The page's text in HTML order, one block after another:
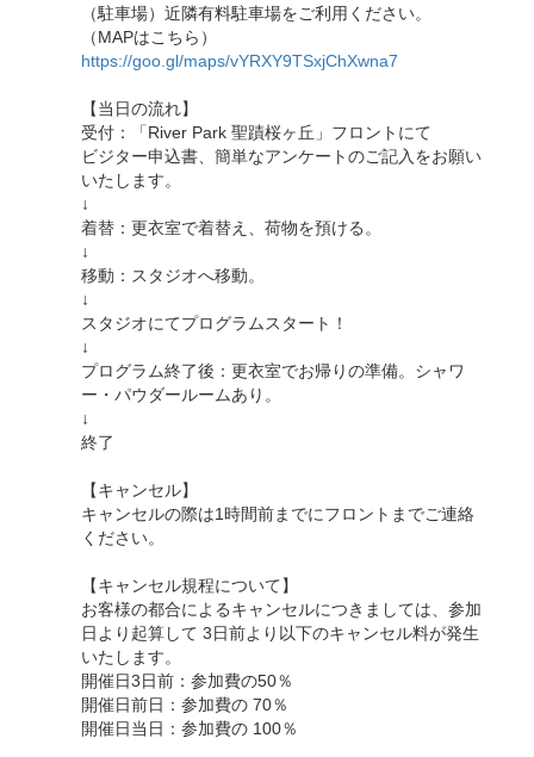
（駐車場）近隣有料駐車場をご利用ください。
（MAPはこちら）
https://goo.gl/maps/vYRXY9TSxjChXwna7
【当日の流れ】
受付：「River Park 聖蹟桜ヶ丘」フロントにて
ビジター申込書、簡単なアンケートのご記入をお願い
いたします。
↓
着替：更衣室で着替え、荷物を預ける。
↓
移動：スタジオへ移動。
↓
スタジオにてプログラムスタート！
↓
プログラム終了後：更衣室でお帰りの準備。シャワ
ー・パウダールームあり。
↓
終了
【キャンセル】
キャンセルの際は1時間前までにフロントまでご連絡
ください。
【キャンセル規程について】
お客様の都合によるキャンセルにつきましては、参加
日より起算して 3日前より以下のキャンセル料が発生
いたします。
開催日3日前：参加費の50％
開催日前日：参加費の 70％
開催日当日：参加費の 100％